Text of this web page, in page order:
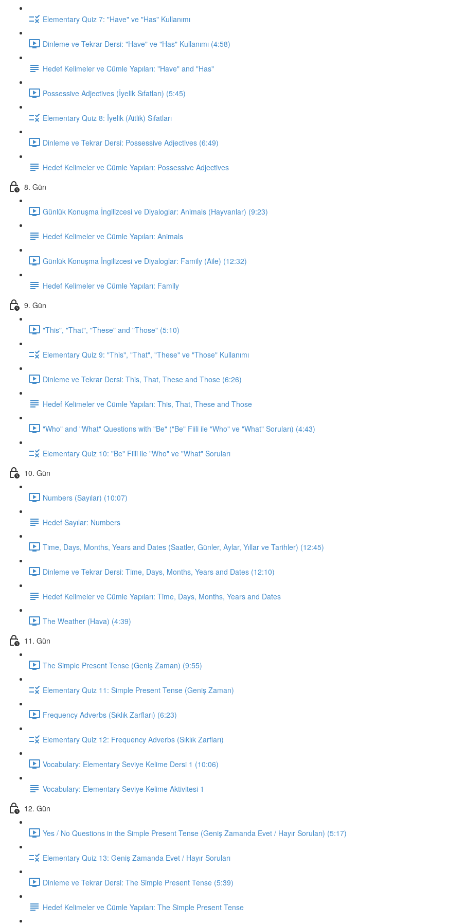
Elementary Quiz 7: "Have" ve "Has" Kullanımı
Dinleme ve Tekrar Dersi: "Have" ve "Has" Kullanımı (4:58)
Hedef Kelimeler ve Cümle Yapıları: "Have" and "Has"
Possessive Adjectives (İyelik Sıfatları) (5:45)
Elementary Quiz 8: İyelik (Aitlik) Sıfatları
Dinleme ve Tekrar Dersi: Possessive Adjectives (6:49)
Hedef Kelimeler ve Cümle Yapıları: Possessive Adjectives
8. Gün
Günlük Konuşma İngilizcesi ve Diyaloglar: Animals (Hayvanlar) (9:23)
Hedef Kelimeler ve Cümle Yapıları: Animals
Günlük Konuşma İngilizcesi ve Diyaloglar: Family (Aile) (12:32)
Hedef Kelimeler ve Cümle Yapıları: Family
9. Gün
"This", "That", "These" and "Those" (5:10)
Elementary Quiz 9: "This", "That", "These" ve "Those" Kullanımı
Dinleme ve Tekrar Dersi: This, That, These and Those (6:26)
Hedef Kelimeler ve Cümle Yapıları: This, That, These and Those
"Who" and "What" Questions with "Be" ("Be" Fiili ile "Who" ve "What" Soruları) (4:43)
Elementary Quiz 10: "Be" Fiili ile "Who" ve "What" Soruları
10. Gün
Numbers (Sayılar) (10:07)
Hedef Sayılar: Numbers
Time, Days, Months, Years and Dates (Saatler, Günler, Aylar, Yıllar ve Tarihler) (12:45)
Dinleme ve Tekrar Dersi: Time, Days, Months, Years and Dates (12:10)
Hedef Kelimeler ve Cümle Yapıları: Time, Days, Months, Years and Dates
The Weather (Hava) (4:39)
11. Gün
The Simple Present Tense (Geniş Zaman) (9:55)
Elementary Quiz 11: Simple Present Tense (Geniş Zaman)
Frequency Adverbs (Sıklık Zarfları) (6:23)
Elementary Quiz 12: Frequency Adverbs (Sıklık Zarfları)
Vocabulary: Elementary Seviye Kelime Dersi 1 (10:06)
Vocabulary: Elementary Seviye Kelime Aktivitesi 1
12. Gün
Yes / No Questions in the Simple Present Tense (Geniş Zamanda Evet / Hayır Soruları) (5:17)
Elementary Quiz 13: Geniş Zamanda Evet / Hayır Soruları
Dinleme ve Tekrar Dersi: The Simple Present Tense (5:39)
Hedef Kelimeler ve Cümle Yapıları: The Simple Present Tense